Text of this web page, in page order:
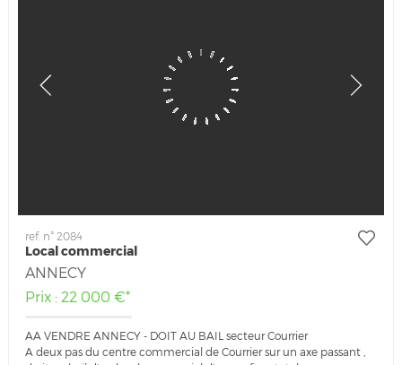
ref. n° 2084
Local commercial
ANNECY
Prix : 22 000 €*
AA VENDRE ANNECY - DOIT AU BAIL secteur Courrier
A deux pas du centre commercial de Courrier sur un axe passant ,